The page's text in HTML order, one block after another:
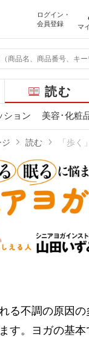
ログイン・
会員登録
マ
読む
ション 美容･化粧
読む 「歩
る不調の原因
す。ヨガの基